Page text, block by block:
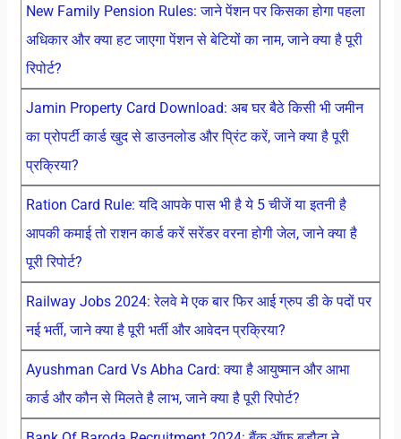
New Family Pension Rules: जाने पेंशन पर किसका होगा पहला
अधिकार और क्या हट जाएगा पेंशन से बेटियों का नाम, जाने क्या है पूरी
रिपोर्ट?
Jamin Property Card Download: अब घर बैठे किसी भी जमीन
का प्रोपर्टी कार्ड खुद से डाउनलोड और प्रिंट करें, जाने क्या है पूरी
प्रक्रिया?
Ration Card Rule: यदि आपके पास भी है ये 5 चीजें या इतनी है
आपकी कमाई तो राशन कार्ड करें सरेंडर वरना होगी जेल, जाने क्या है
पूरी रिपोर्ट?
Railway Jobs 2024: रेलवे मे एक बार फिर आई ग्रुप डी के पदों पर
नई भर्ती, जाने क्या है पूरी भर्ती और आवेदन प्रक्रिया?
Ayushman Card Vs Abha Card: क्या है आयुष्मान और आभा
कार्ड और कौन से मिलते है लाभ, जाने क्या है पूरी रिपोर्ट?